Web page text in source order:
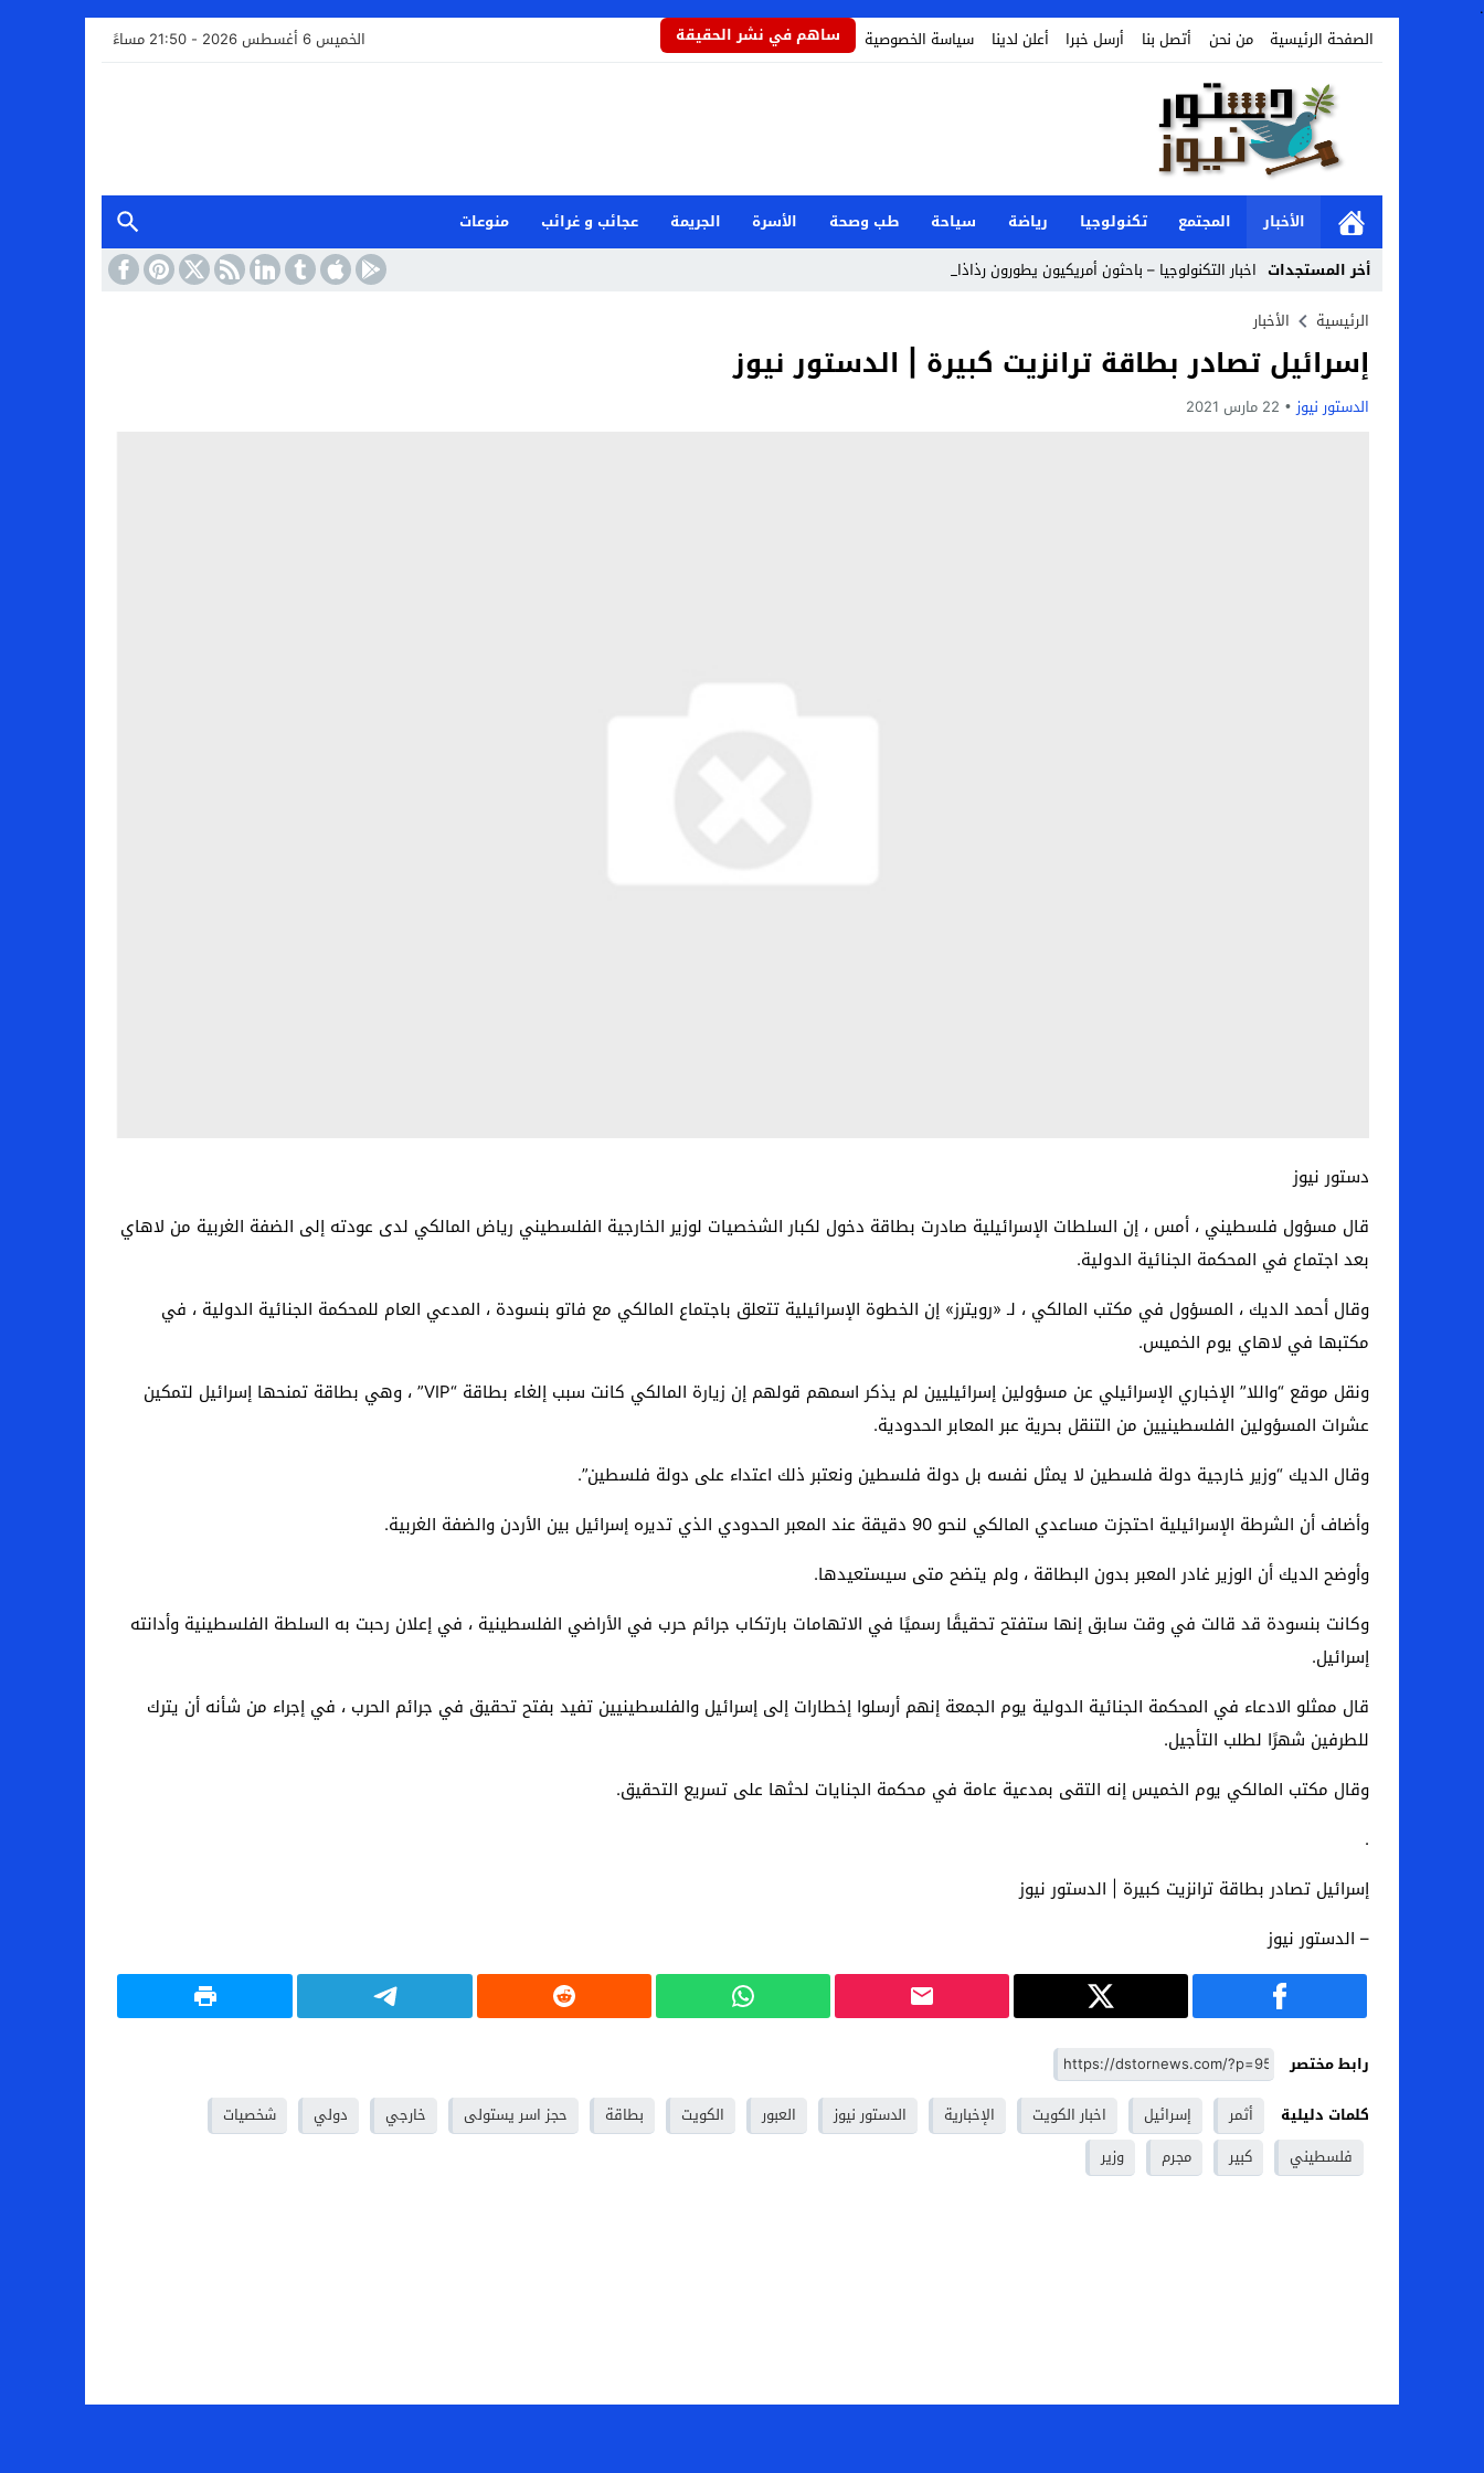
.
الصفحة الرئيسية
من نحن أتصل بنا أرسل خبرا أعلن لدينا سياسة الخصوصية ساهم في نشر الحقيقة الخميس 6 أغسطس 2026 - 21:50 مساءً
الأخبار المجتمع تكنولوجيا رياضة سياحة طب وصحة الأسرة الجريمة عجائب و غرائب
منوعات
أخر المستجدات اخبار التكنولوجيا – باحثون أمريكيون يطورون رذاذاً يحمي_
Stop
Previous
Next
الرئيسية الأخبار
إسرائيل تصادر بطاقة ترانزيت كبيرة | الدستور نيوز
الدستور نيوز 22 مارس 2021
دستور نيوز
قال مسؤول فلسطيني ، أمس ، إن السلطات الإسرائيلية صادرت بطاقة دخول لكبار الشخصيات لوزير الخارجية الفلسطيني رياض المالكي لدى عودته إلى الضفة الغربية من لاهاي
بعد اجتماع في المحكمة الجنائية الدولية.
وقال أحمد الديك ، المسؤول في مكتب المالكي ، لـ «رويترز» إن الخطوة الإسرائيلية تتعلق باجتماع المالكي مع فاتو بنسودة ، المدعي العام للمحكمة الجنائية الدولية ، في
مكتبها في لاهاي يوم الخميس.
ونقل موقع “واللا” الإخباري الإسرائيلي عن مسؤولين إسرائيليين لم يذكر اسمهم قولهم إن زيارة المالكي كانت سبب إلغاء بطاقة “VIP” ، وهي بطاقة تمنحها إسرائيل لتمكين
عشرات المسؤولين الفلسطينيين من التنقل بحرية عبر المعابر الحدودية.
وقال الديك “وزير خارجية دولة فلسطين لا يمثل نفسه بل دولة فلسطين ونعتبر ذلك اعتداء على دولة فلسطين”.
وأضاف أن الشرطة الإسرائيلية احتجزت مساعدي المالكي لنحو 90 دقيقة عند المعبر الحدودي الذي تديره إسرائيل بين الأردن والضفة الغربية.
وأوضح الديك أن الوزير غادر المعبر بدون البطاقة ، ولم يتضح متى سيستعيدها.
وكانت بنسودة قد قالت في وقت سابق إنها ستفتح تحقيقًا رسميًا في الاتهامات بارتكاب جرائم حرب في الأراضي الفلسطينية ، في إعلان رحبت به السلطة الفلسطينية وأدانته
إسرائيل.
قال ممثلو الادعاء في المحكمة الجنائية الدولية يوم الجمعة إنهم أرسلوا إخطارات إلى إسرائيل والفلسطينيين تفيد بفتح تحقيق في جرائم الحرب ، في إجراء من شأنه أن يترك
للطرفين شهرًا لطلب التأجيل.
وقال مكتب المالكي يوم الخميس إنه التقى بمدعية عامة في محكمة الجنايات لحثها على تسريع التحقيق.
.
إسرائيل تصادر بطاقة ترانزيت كبيرة | الدستور نيوز
– الدستور نيوز
رابط مختصر
كلمات دليلية
أثمر إسرائيل اخبار الكويت الإخبارية الدستور نيوز العبور الكويت بطاقة حجز اسر يستولى خارجي دولي
شخصيات
فلسطيني
كبير مجرم وزير